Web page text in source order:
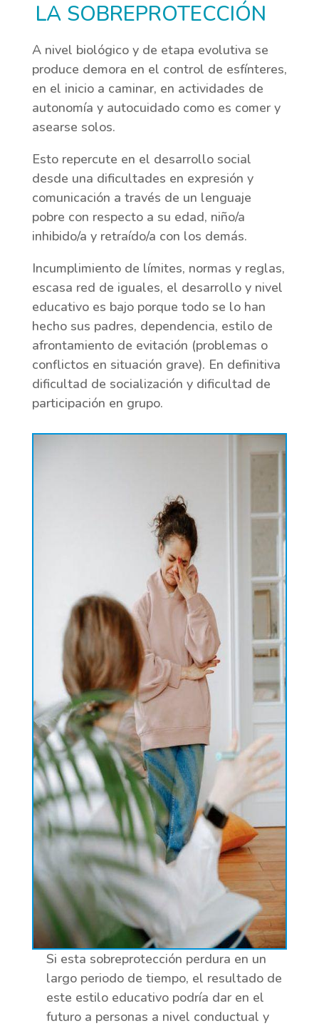
LA SOBREPROTECCIÓN
A nivel biológico y de etapa evolutiva se
produce demora en el control de esfínteres,
en el inicio a caminar, en actividades de
autonomía y autocuidado como es comer y
asearse solos.
Esto repercute en el desarrollo social
desde una dificultades en expresión y
comunicación a través de un lenguaje
pobre con respecto a su edad, niño/a
inhibido/a y retraído/a con los demás.
Incumplimiento de límites, normas y reglas,
escasa red de iguales, el desarrollo y nivel
educativo es bajo porque todo se lo han
hecho sus padres, dependencia, estilo de
afrontamiento de evitación (problemas o
conflictos en situación grave). En definitiva
dificultad de socialización y dificultad de
participación en grupo.
Si esta sobreprotección perdura en un
largo periodo de tiempo, el resultado de
este estilo educativo podría dar en el
futuro a personas a nivel conductual y